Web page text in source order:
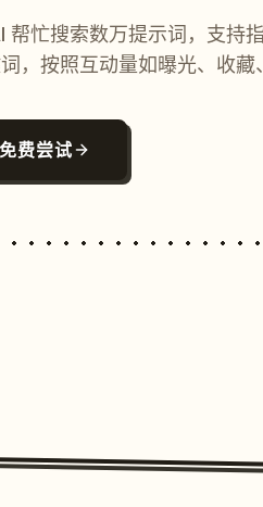
帮忙搜索数万提示词，支持
，按照互动量如曝光、收藏
免费尝试